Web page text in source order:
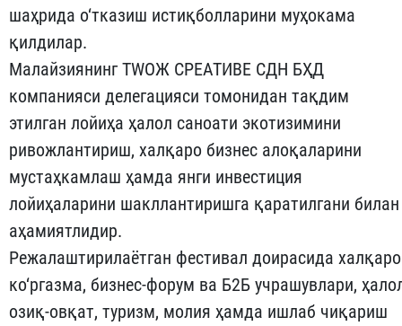
шаҳрида о‘тказиш истиқболларини муҳокама
қилдилар.
Малайзиянинг ТWОЖ CРEАТИВE СДН БҲД
компанияси делегацияси томонидан тақдим
этилган лойиҳа ҳалол саноати экотизимини
ривожлантириш, халқаро бизнес алоқаларини
мустаҳкамлаш ҳамда янги инвестиция
лойиҳаларини шакллантиришга қаратилгани билан
аҳамиятлидир.
Режалаштирилаётган фестивал доирасида халқаро
ко‘ргазма, бизнес-форум ва Б2Б учрашувлари,
озиқ-овқат, туризм, молия ҳамда ишлаб чиқариш